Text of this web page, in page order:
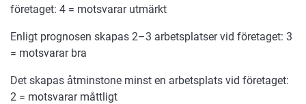
företaget: 4 = motsvarar utmärkt
Enligt prognosen skapas 2–3 arbetsplatser vid företaget: 3
= motsvarar bra
Det skapas åtminstone minst en arbetsplats vid företaget:
2 = motsvarar måttligt